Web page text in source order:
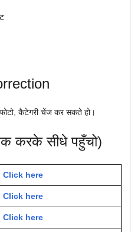
कैटेगरी चेंज कर सकते हो।
करके सीधे पहुँचो)
Click here
Click here
Click here